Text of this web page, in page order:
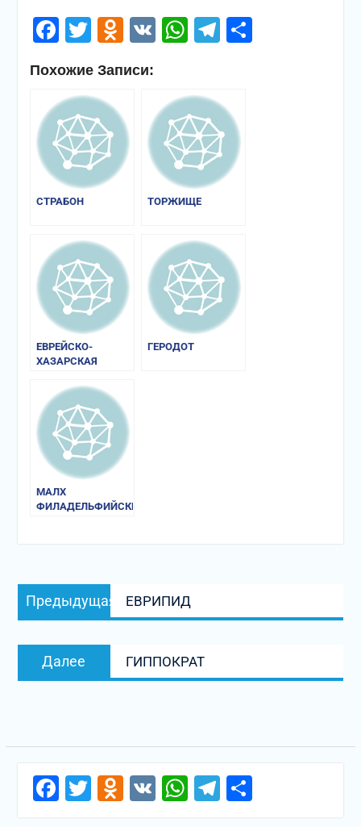
Facebook
Twitter
Odnoklassniki
VKWhatsApp
Telegram
Похожие Записи:
СТРАБОН ТОРЖИЩЕ
ЕВРЕЙСКО-
ХАЗАРСКАЯ
ГЕРОДОТ
МАЛХ
ФИЛАДЕЛЬФИЙСКИЙ
Навигация
по
Предыдущая
запись:
ЕВРИПИД
Далее
запись:
ГИППОКРАТ
Facebook
Twitter
Odnoklassniki
VKWhatsApp
Telegram